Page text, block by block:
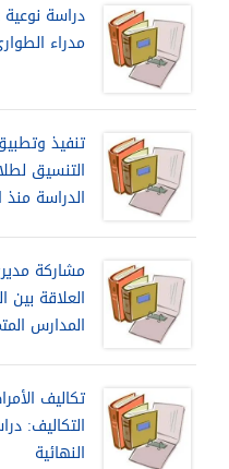
دراسة
مدراء
تنفيذ
التنسيق
الدراسة منذ
مشاركة
العلاقة
المدارس
تكاليف
التكاليف:
النهائية